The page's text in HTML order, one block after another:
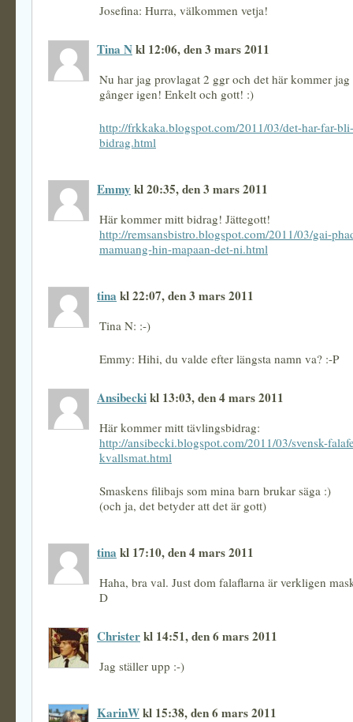
Josefina: Hurra, välkommen vetja!
Tina Nkl 12:06, den 3 mars 2011
Nu har jag provlagat 2 ggr och det här kommer jag
gånger igen! Enkelt och gott! :)
http://frkkaka.blogspot.com/2011/03/det-har-far-
bidrag.html
Emmy kl 20:35, den 3 mars 2011
Här kommer mitt bidrag! Jättegott!
http://remsansbistro.blogspot.com/2011/03/gai-
mamuang-hin-mapaan-det-ni.html
tina kl 22:07, den 3 mars 2011
Tina N: :-)
Emmy: Hihi, du valde efter längsta namn va? :-P
Ansibeckikl 13:03, den 4 mars 2011
Här kommer mitt tävlingsbidrag:
http://ansibecki.blogspot.com/2011/03/svensk-
kvallsmat.html
Smaskens filibajs som mina barn brukar säga :)
(och ja, det betyder att det är gott)
tina kl 17:10, den 4 mars 2011
Haha, bra val. Just dom falaflarna är verkligen
D
Christerkl 14:51, den 6 mars 2011
Jag ställer upp :-)
KarinWkl 15:38, den 6 mars 2011